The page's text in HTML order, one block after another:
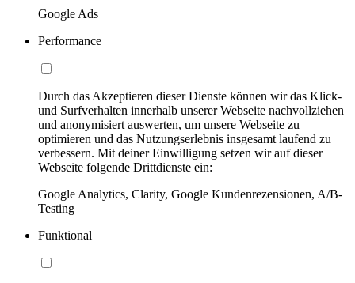
Google Ads
Performance
Durch das Akzeptieren dieser Dienste können wir das Klick-
und Surfverhalten innerhalb unserer Webseite nachvollziehen
und anonymisiert auswerten, um unsere Webseite zu
optimieren und das Nutzungserlebnis insgesamt laufend zu
verbessern. Mit deiner Einwilligung setzen wir auf dieser
Webseite folgende Drittdienste ein:
Google Analytics, Clarity, Google Kundenrezensionen, A/B-
Testing
Funktional